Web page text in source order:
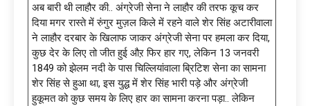
अब बारी थी लाहौर की.. अंग्रेजी सेना ने लाहौर की तरफ कूच कर
दिया मगर रास्ते में रुंगुर मुज़ल किले में रहने वाले शेर सिंह अटारीवाला
ने लाहौर दरबार के खिलाफ जाकर अंग्रेजी सेना पर हमला कर दिया,
कुछ देर के लिए तो जीत हुई औऱ फिर हार गए, लेकिन 13 जनवरी
1849 को झेलम नदी के पास चिल्लियांवाला ब्रिटिश सेना का सामना
शेर सिंह से हुआ था, इस युद्ध में शेर सिंह भारी पड़े और अंग्रेजी
हुकूमत को कुछ समय के लिए हार का सामना करना पड़ा.. लेकिन